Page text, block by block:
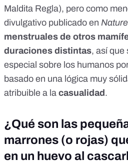
Maldita Regla), pero como
divulgativo publicado en Nature
menstruales de otros
duraciones distintas, así que
especial sobre los humanos
basado en una lógica muy
atribuible a la casualidad.
¿Qué son las
marrones (o rojas)
en un huevo al